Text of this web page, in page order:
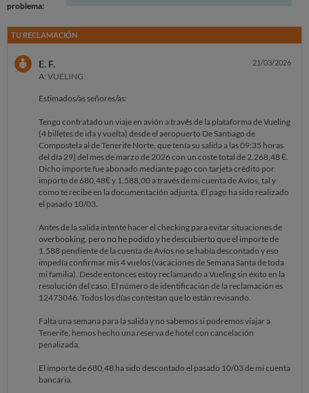
problema:
TU RECLAMACIÓN
E. F.
A: VUELING
21/03/2026
Estimados/as señores/as:
Tengo contratado un viaje en avión a través de la plataforma de Vueling
(4 billetes de ida y vuelta) desde el aeropuerto De Santiago de
Compostela al de Tenerife Norte, que tenía su salida a las 09:35 horas
del día 29] del mes de marzo de 2026 con un coste total de 2.268,48 €.
Dicho importe fue abonado mediante pago con tarjeta crédito por
importe de 680,48€ y 1.588,00 a través de mi cuenta de Avíos, tal y
como te recibe en la documentación adjunta. El pago ha sido realizado
el pasado 10/03.
Antes de la salida intenté hacer el checking para evitar situaciones de
overbooking, pero no he podido y he descubierto que el importe de
1.588 pendiente de la cuenta de Avíos no se había descontado y eso
impedía confirmar mis 4 vuelos (vacaciones de Semana Santa de toda
mi familia). Desde entonces estoy reclamando a Vueling sin éxito en la
resolución del caso. El número de identificación de la reclamación es
12473046. Todos los días contestan que lo están revisando.
Falta una semana para la salida y no sabemos si podremos viajar a
Tenerife, hemos hecho una reserva de hotel con cancelación
penalizada.
El importe de 680,48 ha sido descontado el pasado 10/03 de mi cuenta
bancaria.